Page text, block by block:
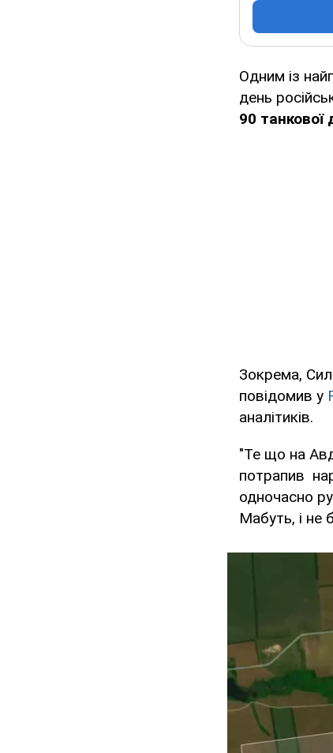
Одним із
день
90 танкової
Зокрема,
повідомив у
аналітиків.
"Те що на
потрапив
одночасно
Мабуть, і не